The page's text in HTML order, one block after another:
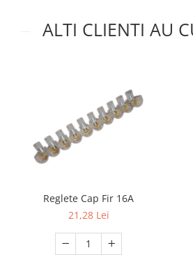
Doze
Multimetru Digital
Prelungitoare/Derulatoare
Prize
Triplu Stecher
Întrerupătoare/Comutatoare
Ştechere/Stecher adaptor
ALTI CLIENTI AU
Reglete Cap Fir 16A
21,28 Lei